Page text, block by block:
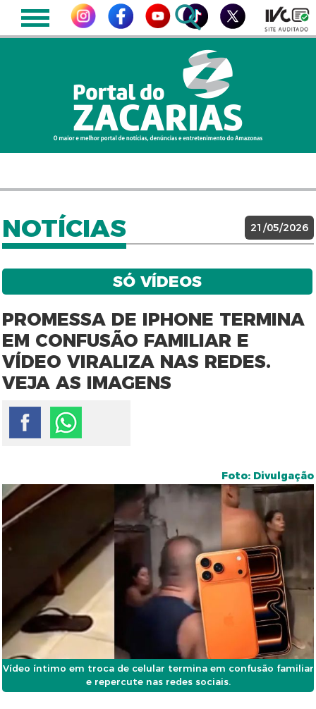
NOTÍCIAS 21/05/2026
SÓ VÍDEOS
PROMESSA DE IPHONE TERMINA
EM CONFUSÃO FAMILIAR E
VÍDEO VIRALIZA NAS REDES.
VEJA AS IMAGENS
Foto: Divulgação
Vídeo íntimo em troca de celular termina em confusão familiar
e repercute nas redes sociais.